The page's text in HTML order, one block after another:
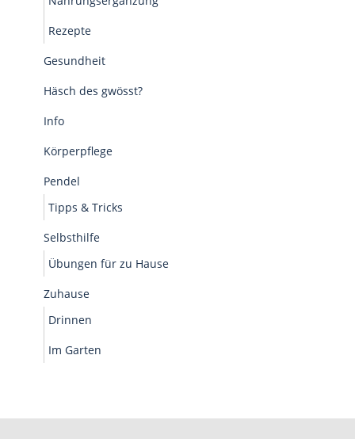
Rezepte
Gesundheit
Häsch des gwösst?
Info
Körperpflege
Pendel
Tipps & Tricks
Selbsthilfe
Übungen für zu Hause
Zuhause
Drinnen
Im Garten